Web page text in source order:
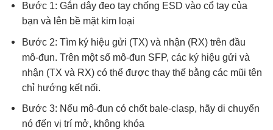
Bước 1: Gắn dây đeo tay chống ESD vào cổ tay của
bạn và lên bề mặt kim loại
Bước 2: Tìm ký hiệu gửi (TX) và nhận (RX) trên đầu
mô-đun. Trên một số mô-đun SFP, các ký hiệu gửi và
nhận (TX và RX) có thể được thay thế bằng các mũi tên
chỉ hướng kết nối.
Bước 3: Nếu mô-đun có chốt bale-clasp, hãy di chuyển
nó đến vị trí mở, không khóa